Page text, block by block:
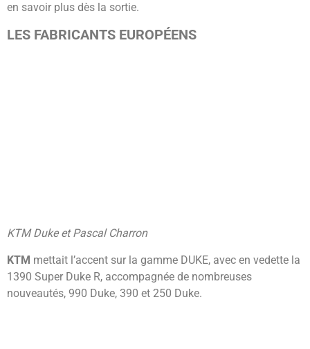
en savoir plus dès la sortie.
LES FABRICANTS EUROPÉENS
KTM Duke et Pascal Charron
KTM mettait l’accent sur la gamme DUKE, avec en vedette la
1390 Super Duke R, accompagnée de nombreuses
nouveautés, 990 Duke, 390 et 250 Duke.